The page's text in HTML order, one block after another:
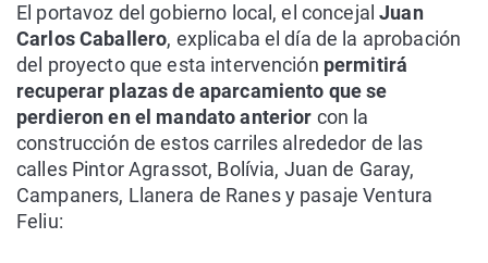
El portavoz del gobierno local, el concejal Juan
Carlos Caballero, explicaba el día de la aprobación
del proyecto que esta intervención permitirá
recuperar plazas de aparcamiento que se
perdieron en el mandato anterior con la
construcción de estos carriles alrededor de las
calles Pintor Agrassot, Bolívia, Juan de Garay,
Campaners, Llanera de Ranes y pasaje Ventura
Feliu: